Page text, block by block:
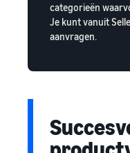
categorieën
Je kunt vanuit
aanvragen.